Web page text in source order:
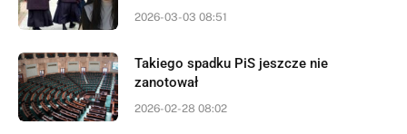
2026-03-03 08:51
Takiego spadku PiS jeszcze nie
zanotował
2026-02-28 08:02